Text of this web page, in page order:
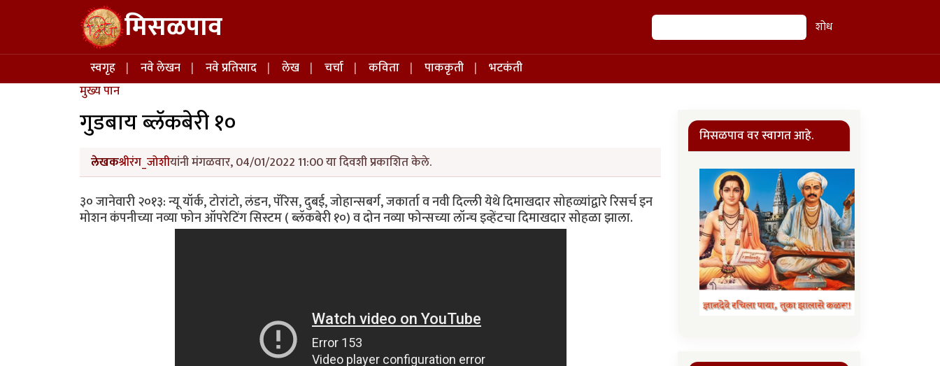
Skip to main content मिसळपाव शोध शोध
Main navigation
स्वगृह नवे लेखन नवे प्रतिसाद लेख चर्चा कविता पाककृती
भटकंती
मुख्य पान
गुडबाय ब्लॅकबेरी १०
लेखकश्रीरंग_जोशीयांनी मंगळवार, 04/01/2022 11:00 या दिवशी प्रकाशित केले.
३० जानेवारी २०१३: न्यू यॉर्क, टोरांटो, लंडन, पॅरिस, दुबई, जोहान्सबर्ग, जकार्ता व नवी दिल्ली येथे दिमाखदार सोहळ्यांद्वारे रिसर्च इन
मोशन कंपनीच्या नव्या फोन ऑपरेटिंग सिस्टम ( ब्लॅकबेरी १०) व दोन नव्या फोन्सच्या लॉन्च इव्हेंटचा दिमाखदार सोहळा झाला.
मिसळपाव वर स्वागत आहे.